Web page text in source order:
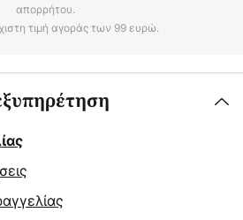
απορρήτου.
τιμή αγοράς των 99 ευρώ.